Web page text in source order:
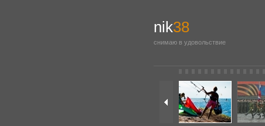
nik38
снимаю в удовольствие